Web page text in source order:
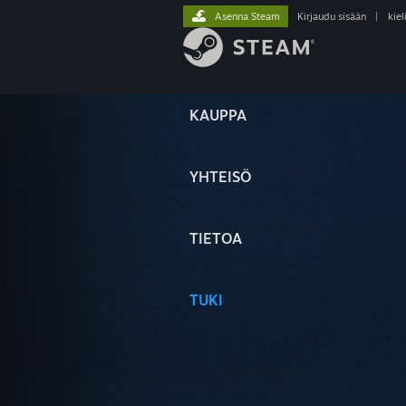
KAUPPA
YHTEISÖ
TIETOA
TUKI
Asenna Steam Kirjaudu sisään kieli